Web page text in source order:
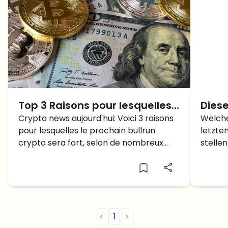
Top 3 Raisons pour lesquelles
le Prochain Crypto Bullrun sera
FORT !
Crypto news aujourd'hui: Voici 3 raisons
pour lesquelles le prochain bullrun
crypto sera fort, selon de nombreux
< 1 >